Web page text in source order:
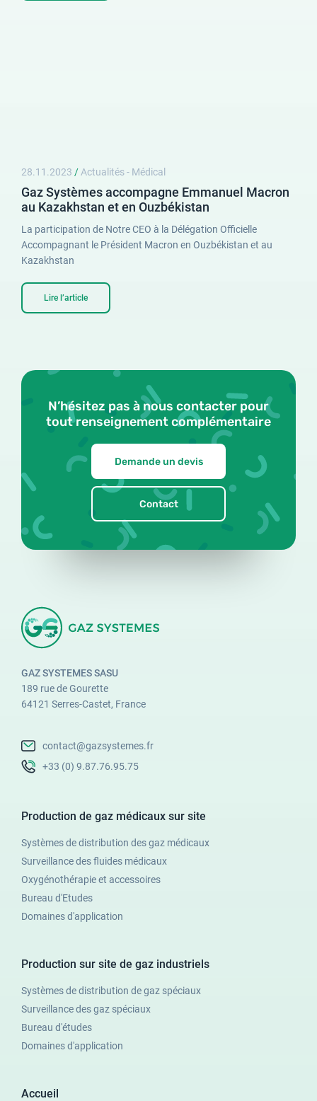
28.11.2023 / Actualités - Médical
Gaz Systèmes accompagne Emmanuel Macron
au Kazakhstan et en Ouzbékistan
La participation de Notre CEO à la Délégation Officielle
Accompagnant le Président Macron en Ouzbékistan et au
Kazakhstan
Lire l’article
N’hésitez pas à nous contacter pour
tout renseignement complémentaire
Demande un devis
Contact
GAZ SYSTEMES SASU
189 rue de Gourette
64121 Serres-Castet, France
contact@gazsystemes.fr
+33 (0) 9.87.76.95.75
Production de gaz médicaux sur site
Systèmes de distribution des gaz médicaux
Surveillance des fluides médicaux
Oxygénothérapie et accessoires
Bureau d'Etudes
Domaines d'application
Production sur site de gaz industriels
Systèmes de distribution de gaz spéciaux
Surveillance des gaz spéciaux
Bureau d'études
Domaines d'application
Accueil